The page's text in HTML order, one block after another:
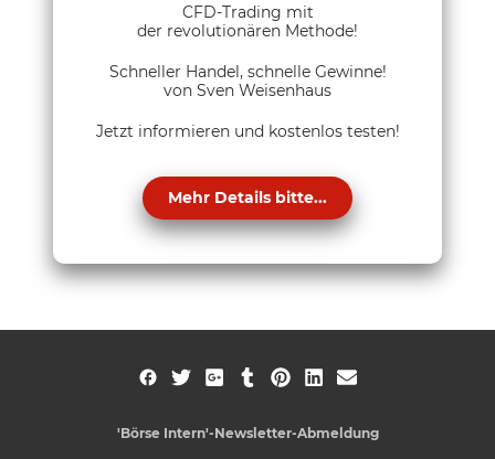
CFD-Trading mit
der revolutionären Methode!
Schneller Handel, schnelle Gewinne!
von Sven Weisenhaus
Jetzt informieren und kostenlos testen!
Mehr Details bitte...
'Börse Intern'-Newsletter-Abmeldung